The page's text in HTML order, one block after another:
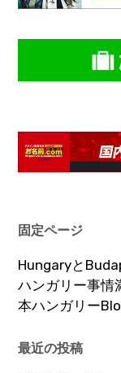
固定ページ
Hungaryと
ハンガリー事情
本ハンガリー
最近の投稿